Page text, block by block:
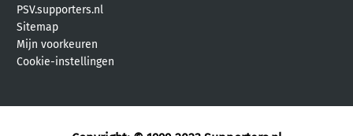
PSV.supporters.nl
Sitemap
Mijn voorkeuren
Cookie-instellingen